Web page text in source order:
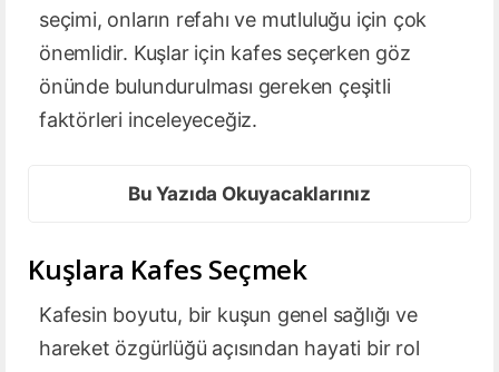
seçimi, onların refahı ve mutluluğu için çok
önemlidir. Kuşlar için kafes seçerken göz
önünde bulundurulması gereken çeşitli
faktörleri inceleyeceğiz.
Bu Yazıda Okuyacaklarınız
Kuşlara Kafes Seçmek
Kafesin boyutu, bir kuşun genel sağlığı ve
hareket özgürlüğü açısından hayati bir rol